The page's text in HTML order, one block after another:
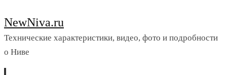
NewNiva.ru
Технические характеристики, видео, фото и подробности
о Ниве